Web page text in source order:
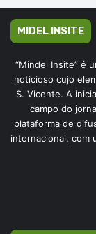
MIDEL INSITE
“Mindel Insite” é
noticioso cujo
S. Vicente. A
campo do
plataforma de
internacional, com